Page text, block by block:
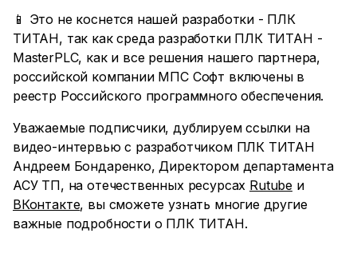
📱 Это не коснется нашей разработки - ПЛК
ТИТАН, так как среда разработки ПЛК ТИТАН -
MasterPLC, как и все решения нашего партнера,
российской компании МПС Софт включены в
реестр Российского программного обеспечения.
Уважаемые подписчики, дублируем ссылки на
видео-интервью с разработчиком ПЛК ТИТАН
Андреем Бондаренко, Директором департамента
АСУ ТП, на отечественных ресурсах Rutubeи
ВКонтакте, вы сможете узнать многие другие
важные подробности о ПЛК ТИТАН.